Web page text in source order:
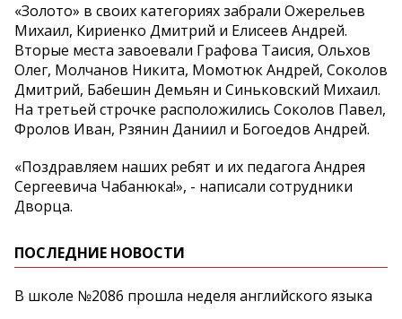
«Золото» в своих категориях забрали Ожерельев
Михаил, Кириенко Дмитрий и Елисеев Андрей.
Вторые места завоевали Графова Таисия, Ольхов
Олег, Молчанов Никита, Момотюк Андрей, Соколов
Дмитрий, Бабешин Демьян и Синьковский Михаил.
На третьей строчке расположились Соколов Павел,
Фролов Иван, Рзянин Даниил и Богоедов Андрей.
«Поздравляем наших ребят и их педагога Андрея
Сергеевича Чабанюка!», - написали сотрудники
Дворца.
ПОСЛЕДНИЕ НОВОСТИ
В школе №2086 прошла неделя английского языка